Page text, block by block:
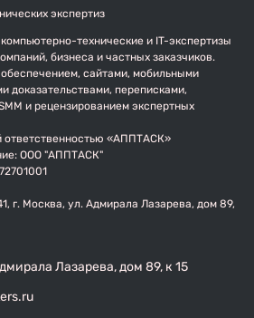
экспертиз
технические и IT-экспертизы
бизнеса и частных заказчиков.
сайтами, мобильными
доказательствами, переписками,
и рецензированием экспертных
ответственностью «АППТАСК»
ООО "АППТАСК"
г. Москва, ул. Адмирала Лазарева, дом 89,
Лазарева, дом 89, к 15